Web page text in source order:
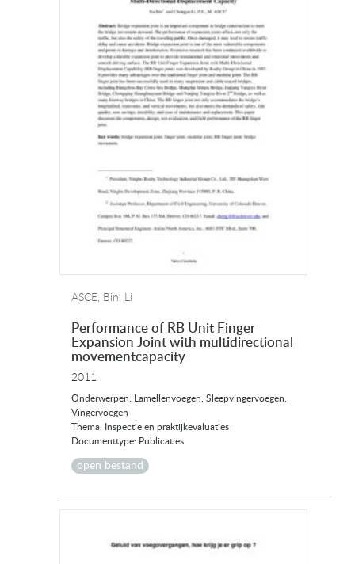
ASCE, Bin, Li
Performance of RB Unit Finger
Expansion Joint with multidirectional
movementcapacity
2011
Onderwerpen: Lamellenvoegen, Sleepvingervoegen,
Vingervoegen
Thema: Inspectie en praktijkevaluaties
Documenttype: Publicaties
open bestand